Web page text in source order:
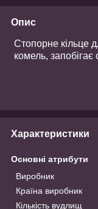
Опис
Стопорне кільце
комель,
Характеристики
Основні атрибути
Виробник
Країна виробник
Кількість вудлищ